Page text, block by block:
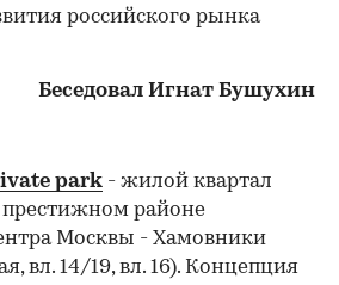
российского рынка
Беседовал Игнат Бушухин
park - жилой квартал
престижном районе
Москвы - Хамовники
вл. 14/19, вл. 16). Концепция